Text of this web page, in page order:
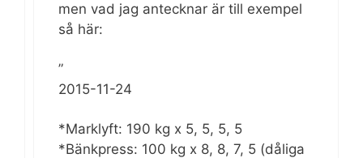
men vad jag antecknar är till exempel
så här:
”
2015-11-24
*Marklyft: 190 kg x 5, 5, 5, 5
*Bänkpress: 100 kg x 8, 8, 7, 5 (dåliga